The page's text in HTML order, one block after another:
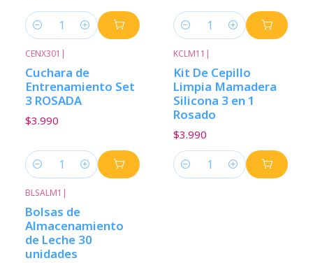
Cantidad Cantidad
CENX301 |
Cuchara de
Entrenamiento Set
3 ROSADA
$3.990
Cantidad
KCLM11 |
Kit De Cepillo
Limpia Mamadera
Silicona 3 en 1
Rosado
$3.990
Cantidad
BLSALM1 |
Bolsas de
Almacenamiento
de Leche 30
unidades